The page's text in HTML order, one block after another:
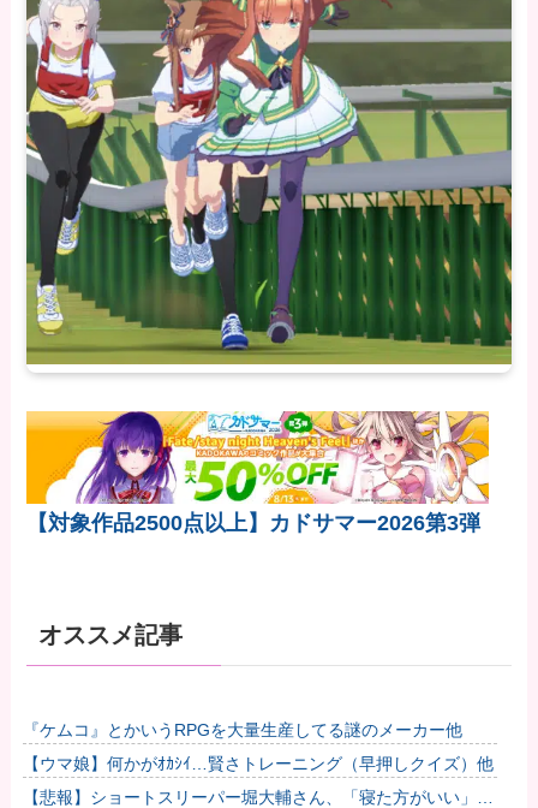
【対象作品2500点以上】カドサマー2026第3弾
オススメ記事
『ケムコ』とかいうRPGを大量生産してる謎のメーカー他
【ウマ娘】何かがｵｶｼｲ…賢さトレーニング（早押しクイズ）他
【悲報】ショートスリーパー堀大輔さん、「寝た方がいい」な